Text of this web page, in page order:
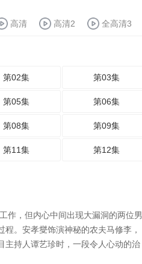
高清 高清2 全高清3
第02集 第03集
第05集 第06集
第08集 第09集
第11集 第12集
作，但内心中间出现大漏洞的两位男
。安孝燮饰演神秘的农夫马修李，
主持人谭艺珍时，一段令人心动的治